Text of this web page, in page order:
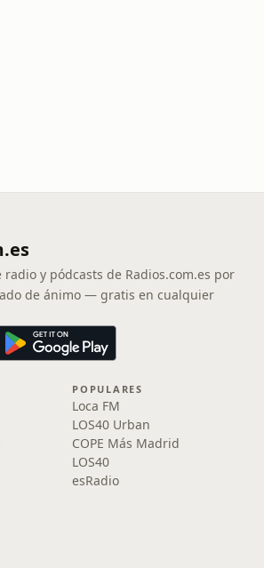
radio y pódcasts de Radios.com.es por
de ánimo — gratis en cualquier
POPULARES
Loca FM
LOS40 Urban
COPE Más Madrid
LOS40
esRadio